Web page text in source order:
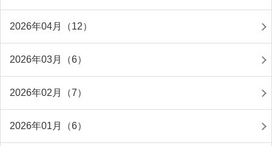
2026年04月（12）
2026年03月（6）
2026年02月（7）
2026年01月（6）